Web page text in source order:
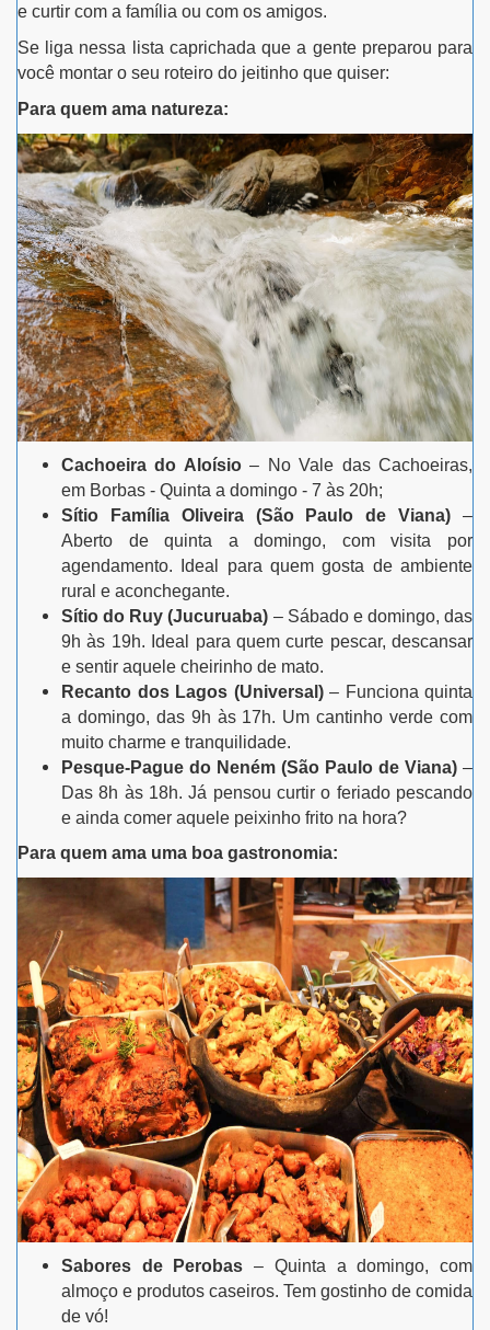
e curtir com a família ou com os amigos.
Se liga nessa lista caprichada que a gente preparou para
você montar o seu roteiro do jeitinho que quiser:
Para quem ama natureza:
Cachoeira do Aloísio– No Vale das Cachoeiras,
em Borbas - Quinta a domingo - 7 às 20h;
Sítio Família Oliveira (São Paulo de Viana) –
Aberto de quinta a domingo, com visita por
agendamento. Ideal para quem gosta de ambiente
rural e aconchegante.
Sítio do Ruy (Jucuruaba) – Sábado e domingo, das
9h às 19h. Ideal para quem curte pescar, descansar
e sentir aquele cheirinho de mato.
Recanto dos Lagos (Universal)– Funciona quinta
a domingo, das 9h às 17h. Um cantinho verde com
muito charme e tranquilidade.
Pesque-Pague do Neném (São Paulo de Viana) –
Das 8h às 18h. Já pensou curtir o feriado pescando
e ainda comer aquele peixinho frito na hora?
Para quem ama uma boa gastronomia:
Sabores de Perobas – Quinta a domingo, com
almoço e produtos caseiros. Tem gostinho de comida
de vó!